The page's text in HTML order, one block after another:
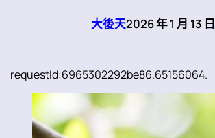
大後天2026 年 1 月 13 日
requestId:6965302292be86.65156064.